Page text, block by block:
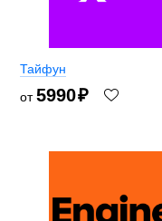
Тайфун
от5990₽